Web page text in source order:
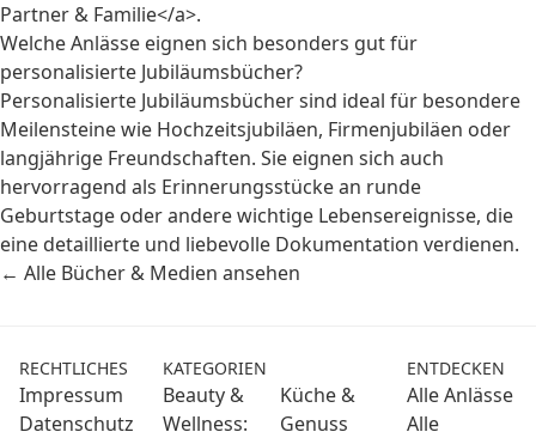
Partner & Familie</a>.
Welche Anlässe eignen sich besonders gut für
personalisierte Jubiläumsbücher?
Personalisierte Jubiläumsbücher sind ideal für besondere
Meilensteine wie Hochzeitsjubiläen, Firmenjubiläen oder
langjährige Freundschaften. Sie eignen sich auch
hervorragend als Erinnerungsstücke an runde
Geburtstage oder andere wichtige Lebensereignisse, die
eine detaillierte und liebevolle Dokumentation verdienen.
← Alle Bücher & Medien ansehen
RECHTLICHES
Impressum
Datenschutz
KATEGORIEN
Beauty &
Wellness:
Küche &
Genuss
ENTDECKEN
Alle Anlässe
Alle